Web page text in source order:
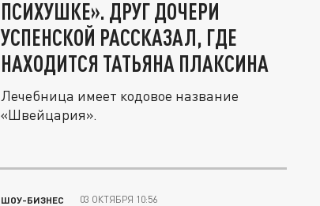
ПСИХУШКЕ». ДРУГ ДОЧЕРИ
УСПЕНСКОЙ РАССКАЗАЛ, ГДЕ
НАХОДИТСЯ ТАТЬЯНА ПЛАКСИНА
Лечебница имеет кодовое название
«Швейцария».
ШОУ-БИЗНЕС 03 ОКТЯБРЯ 10:56